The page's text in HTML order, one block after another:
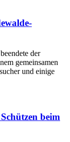
der
gemeinsamen
und einige
beim